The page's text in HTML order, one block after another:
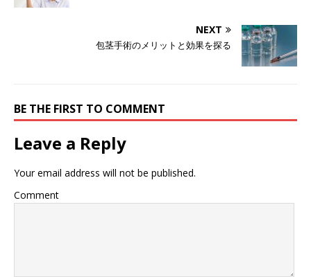
NEXT
包茎手術のメリットと効果を探る
BE THE FIRST TO COMMENT
Leave a Reply
Your email address will not be published.
Comment